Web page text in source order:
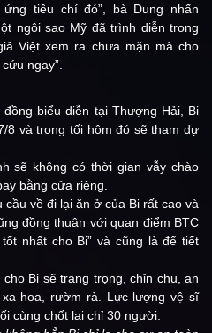
tiêu chí đó”, bà Dung nhấn
ngôi sao Mỹ đã trình diễn trong
Việt xem ra chưa mặn mà cho
ngay”.
biểu diễn tại Thượng Hải, Bi
8 và trong tối hôm đó sẽ tham dự
sẽ không có thời gian vẫy chào
bằng cửa riêng.
về đi lại ăn ở của Bi rất cao và
đồng thuận với quan điểm BTC
nhất cho Bi” và cũng là để tiết
Bi sẽ trang trọng, chỉn chu, an
hoa, rườm rà. Lực lượng vệ sĩ
cùng chốt lại chỉ 30 người.